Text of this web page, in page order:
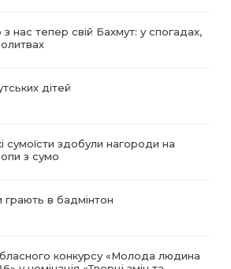
нас тепер свій Бахмут: у спогадах,
дітей
сумоїсти здобули нагороди на
з сумо
грають в бадмінтон
конкурсу «Молода людина